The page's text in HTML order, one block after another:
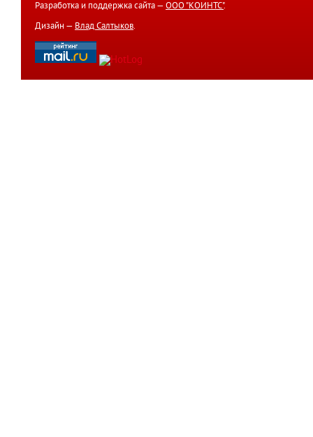
Разработка и поддержка сайта — ООО "КОИНТС".
Дизайн — Влад Салтыков.